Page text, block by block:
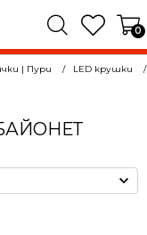
0
| Пури LED крушки